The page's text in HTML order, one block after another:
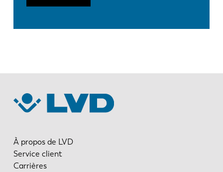
À propos de LVD
Service client
Carrières